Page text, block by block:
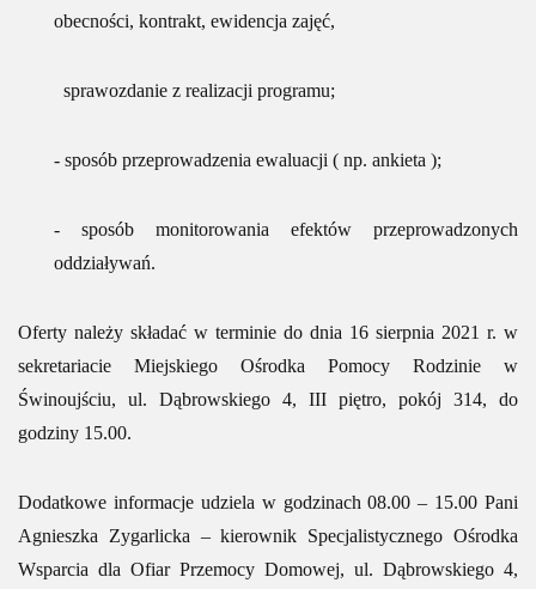
obecności, kontrakt, ewidencja zajęć,
sprawozdanie z realizacji programu;
- sposób przeprowadzenia ewaluacji ( np. ankieta );
- sposób monitorowania efektów przeprowadzonych
oddziaływań.
Oferty należy składać w terminie do dnia 16 sierpnia 2021 r. w
sekretariacie Miejskiego Ośrodka Pomocy Rodzinie w
Świnoujściu, ul. Dąbrowskiego 4, III piętro, pokój 314, do
godziny 15.00.
Dodatkowe informacje udziela w godzinach 08.00 – 15.00 Pani
Agnieszka Zygarlicka – kierownik Specjalistycznego Ośrodka
Wsparcia dla Ofiar Przemocy Domowej, ul. Dąbrowskiego 4,